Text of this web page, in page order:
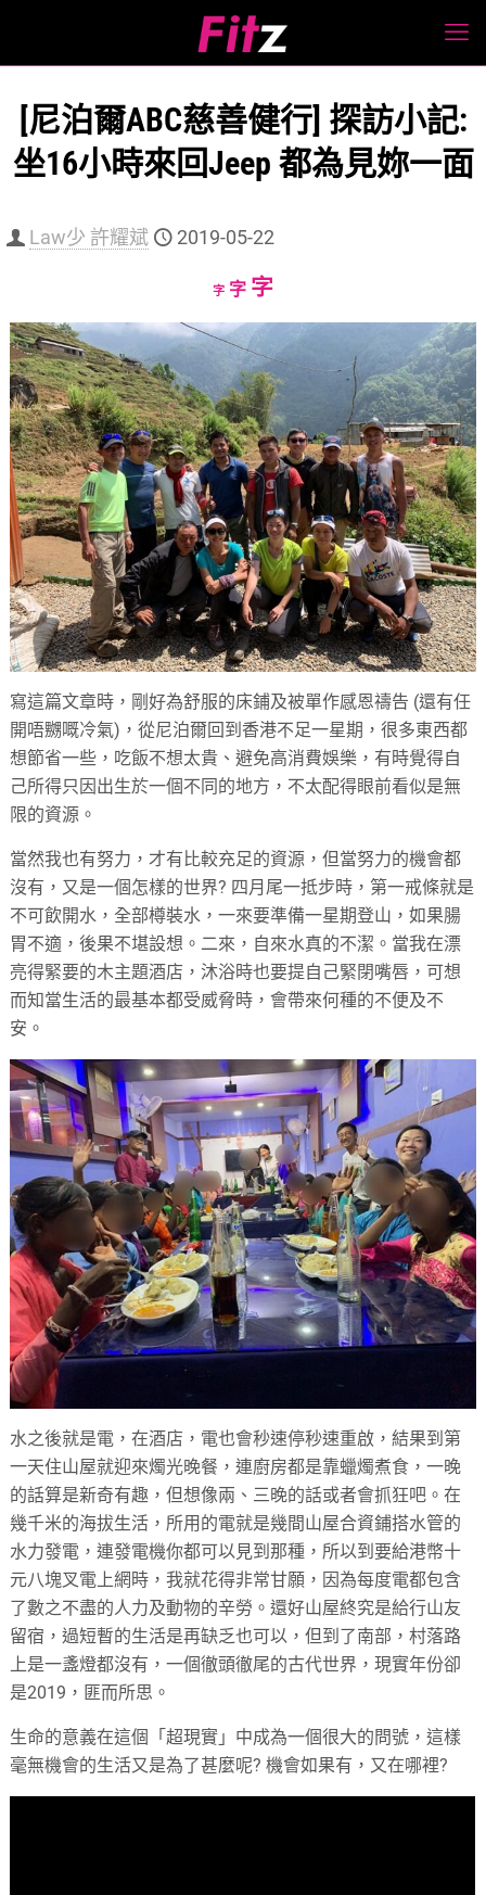
[尼泊爾ABC慈善健行] 探訪小記:
坐16小時來回Jeep 都為見妳一面
Law少 許耀斌 2019-05-22
字Decrease
size.
字Reset
size.
字Increase
size.
寫這篇文章時，剛好為舒服的床鋪及被單作感恩禱告 (還有任
開唔嬲嘅冷氣)，從尼泊爾回到香港不足一星期，很多東西都
想節省一些，吃飯不想太貴、避免高消費娛樂，有時覺得自
己所得只因出生於一個不同的地方，不太配得眼前看似是無
限的資源。
當然我也有努力，才有比較充足的資源，但當努力的機會都
沒有，又是一個怎樣的世界? 四月尾一抵步時，第一戒條就是
不可飲開水，全部樽裝水，一來要準備一星期登山，如果腸
胃不適，後果不堪設想。二來，自來水真的不潔。當我在漂
亮得緊要的木主題酒店，沐浴時也要提自己緊閉嘴唇，可想
而知當生活的最基本都受威脅時，會帶來何種的不便及不
安。
水之後就是電，在酒店，電也會秒速停秒速重啟，結果到第
一天住山屋就迎來燭光晚餐，連廚房都是靠蠟燭煮食，一晚
的話算是新奇有趣，但想像兩、三晚的話或者會抓狂吧。在
幾千米的海拔生活，所用的電就是幾間山屋合資鋪搭水管的
水力發電，連發電機你都可以見到那種，所以到要給港幣十
元八塊叉電上網時，我就花得非常甘願，因為每度電都包含
了數之不盡的人力及動物的辛勞。還好山屋終究是給行山友
留宿，過短暫的生活是再缺乏也可以，但到了南部，村落路
上是一盞燈都沒有，一個徹頭徹尾的古代世界，現實年份卻
是2019，匪而所思。
生命的意義在這個「超現實」中成為一個很大的問號，這樣
毫無機會的生活又是為了甚麼呢? 機會如果有，又在哪裡?